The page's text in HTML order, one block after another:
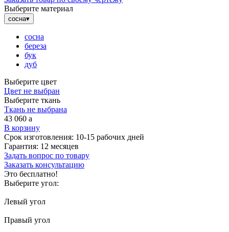
Выберите материал
сосна▾
сосна
береза
бук
дуб
Выберите цвет
Цвет не выбран
Выберите ткань
Ткань не выбрана
43 060 a
В корзину
Срок изготовления: 10-15 рабочих дней
Гарантия: 12 месяцев
Задать вопрос по товару
Заказать консультацию
Это бесплатно!
Выберите угол:
Левый угол
Правый угол